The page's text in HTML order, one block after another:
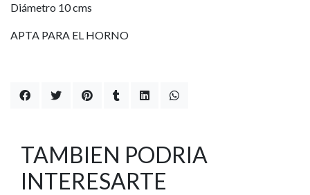
Diámetro 10 cms
APTA PARA EL HORNO
TAMBIEN PODRIA
INTERESARTE